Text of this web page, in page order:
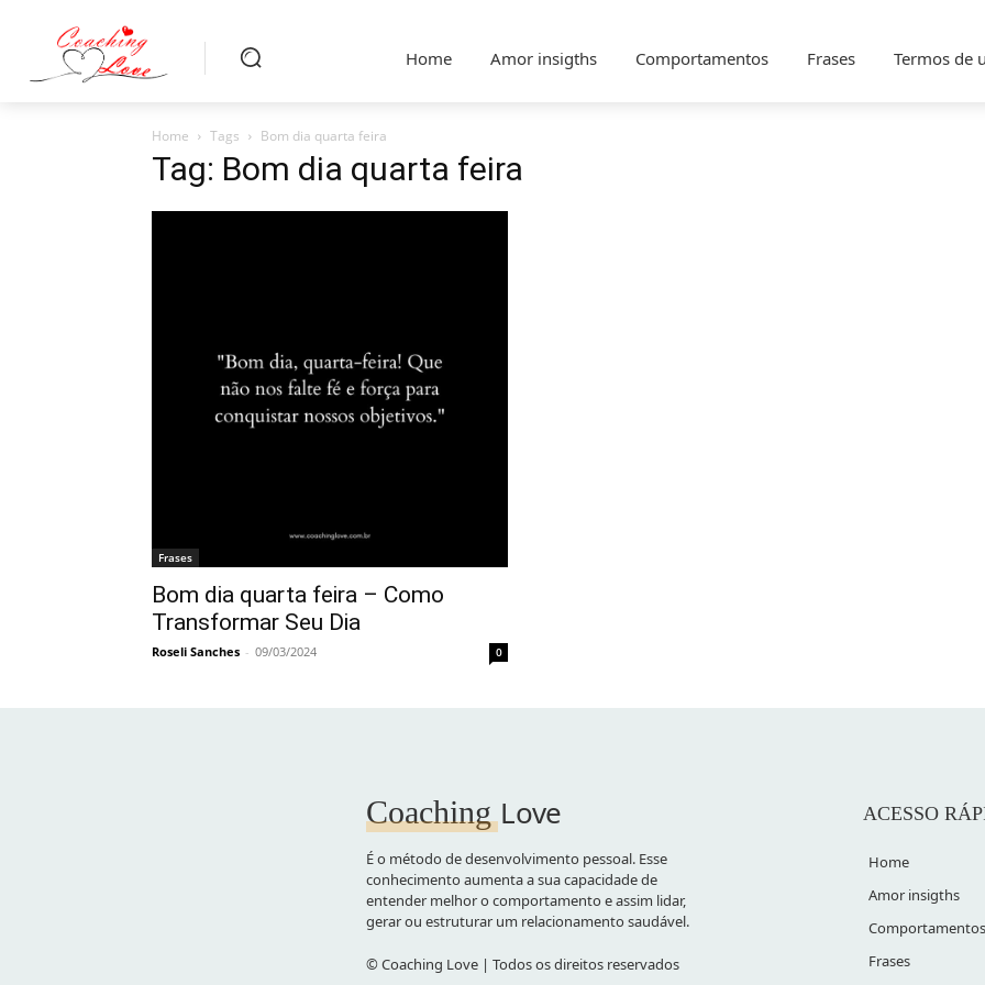
Home Amor insigths Comportamentos Frases Termos de
Home Tags Bom dia quarta feira
Tag: Bom dia quarta feira
Frases
Bom dia quarta feira – Como
Transformar Seu Dia
Roseli Sanches - 09/03/2024 0
Coaching Love
É o método de desenvolvimento pessoal. Esse
conhecimento aumenta a sua capacidade de
entender melhor o comportamento e assim lidar,
gerar ou estruturar um relacionamento saudável.
© Coaching Love | Todos os direitos reservados
ACESSO
Home
Amor insigths
Comportamentos
Frases